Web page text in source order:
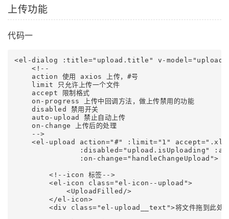
上传功能
代码一
<el-dialog :title="upload.title" v-
    <!--
    action 使用 axios 上传，#号
    limit 只允许上传一个文件
    accept 限制格式
    on-progress 上传中回调方法，做上传禁用的功能
    disabled 禁用开关
    auto-upload 禁止自动上传
    on-change 上传后的处理
    -->
<el-upload action="#" :limit="1"
:disabled="upload.isUploading"
               :on-change="handleChangeUpload">
        <!--icon 标签-->
        <el-icon class="el-icon--upload">
            <UploadFilled/>
        </el-icon>
<div class="el-upload__text">将文件拖到此处